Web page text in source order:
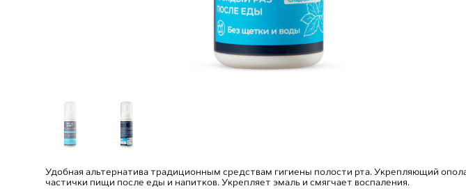
Удобная альтернатива традиционным средствам гигиены полости рта. Укрепляющий
частички пищи после еды и напитков. Укрепляет эмаль и смягчает воспаления.